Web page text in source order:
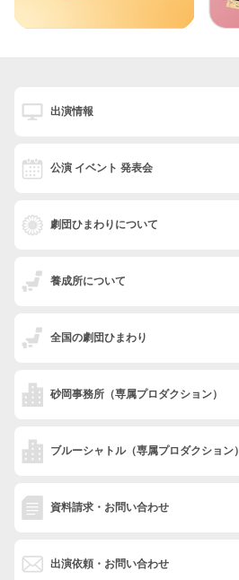
出演情報
公演 イベント 発表会
劇団ひまわりについて
養成所について
全国の劇団ひまわり
砂岡事務所 （専属プロダクション）
ブルーシャトル（専属プロダクション）
資料請求・お問い合わせ
出演依頼・お問い合わせ